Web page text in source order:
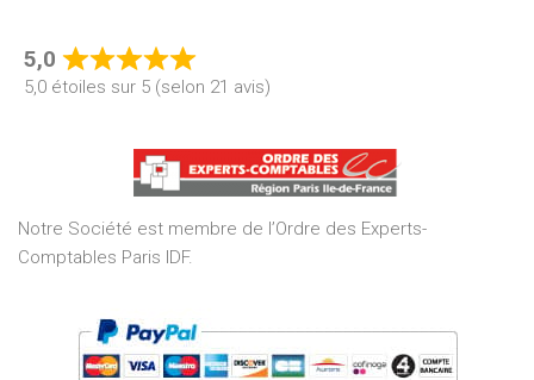
5,0
Rated
of
5
5,0 étoiles sur 5 (selon 21 avis)
Notre Société est membre de l’Ordre des Experts-
Comptables Paris IDF.